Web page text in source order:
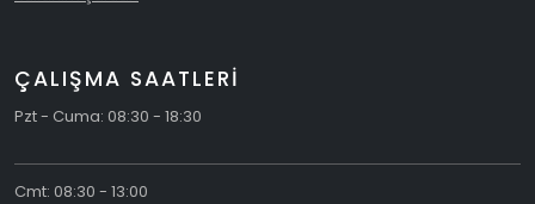
ÇALIŞMA SAATLERİ
Pzt - Cuma: 08:30 - 18:30
Cmt: 08:30 - 13:00